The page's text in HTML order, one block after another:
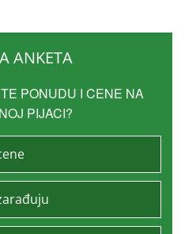
ANKETA
PONUDU I CENE NA
PIJACI?